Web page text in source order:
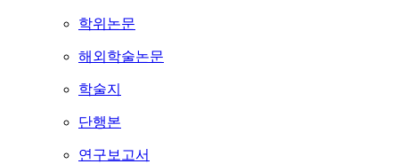
학위논문
해외학술논문
학술지
단행본
연구보고서